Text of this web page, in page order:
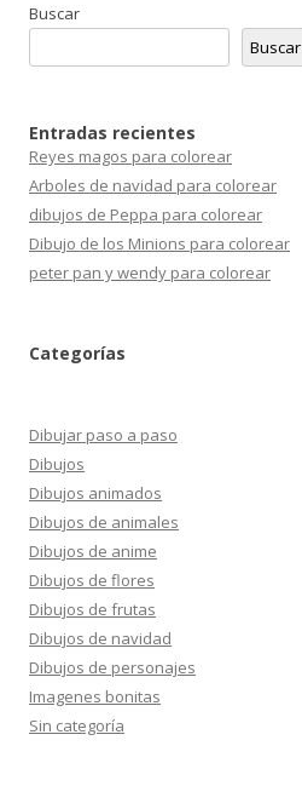
Buscar
Buscar
Entradas recientes
Reyes magos para colorear
Arboles de navidad para colorear
dibujos de Peppa para colorear
Dibujo de los Minions para colorear
peter pan y wendy para colorear
Categorías
Dibujar paso a paso
Dibujos
Dibujos animados
Dibujos de animales
Dibujos de anime
Dibujos de flores
Dibujos de frutas
Dibujos de navidad
Dibujos de personajes
Imagenes bonitas
Sin categoría